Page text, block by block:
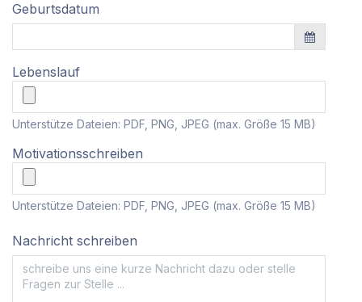
Geburtsdatum
Lebenslauf
Unterstütze Dateien: PDF, PNG, JPEG (max. Größe 15 MB)
Motivationsschreiben
Unterstütze Dateien: PDF, PNG, JPEG (max. Größe 15 MB)
Nachricht schreiben